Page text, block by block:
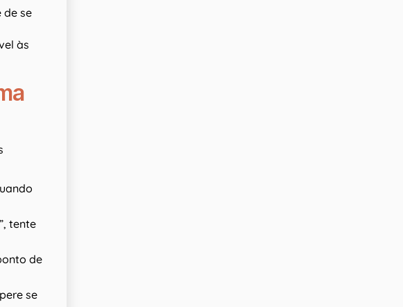
de se
às
tente
de
se